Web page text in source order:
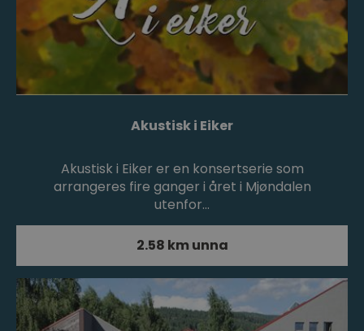
Akustisk i Eiker
Akustisk i Eiker er en konsertserie som
arrangeres fire ganger i året i Mjøndalen
utenfor…
2.58 km unna